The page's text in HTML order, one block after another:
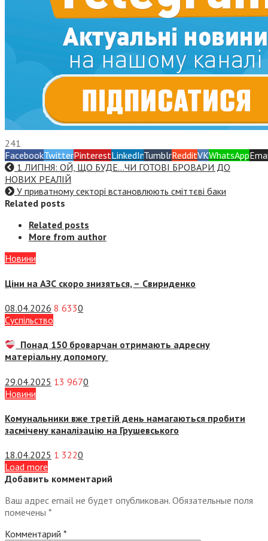
241
FacebookTwitterPinterestLinkedInTumblrRedditVKWhatsApp
1 ЛИПНЯ: ОЙ, ЩО БУДЕ…ЧИ ГОТОВІ БРОВАРИ ДО
НОВИХ РЕАЛІЙ
У приватному секторі встановлюють сміттєві баки
Related posts
Related posts
More from author
Новини
Ціни на АЗС скоро знизяться, – Свириденко
08.04.2026 8 6330
Суспiльство
Понад 150 броварчан отримають адресну
матеріальну допомогу
29.04.2025 13 9670
Новини
Комунальники вже третій день намагаються пробити
засмічену каналізацію на Грушевського
18.04.2025 1 3220
Load more
Добавить комментарий
Ваш адрес email не будет опубликован. Обязательные поля
помечены *
Комментарий *